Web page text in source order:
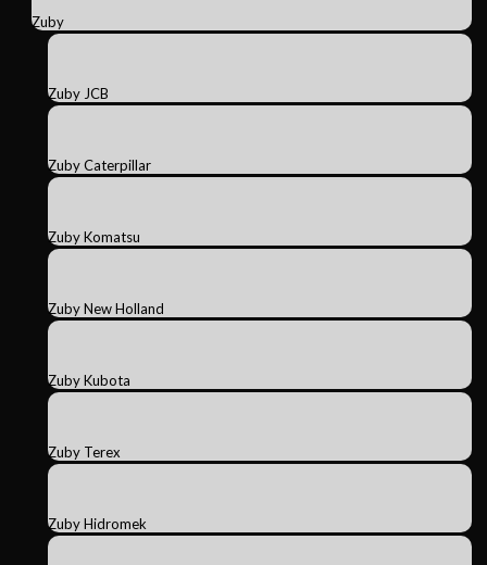
Zuby
Zuby JCB
Zuby Caterpillar
Zuby Komatsu
Zuby New Holland
Zuby Kubota
Zuby Terex
Zuby Hidromek